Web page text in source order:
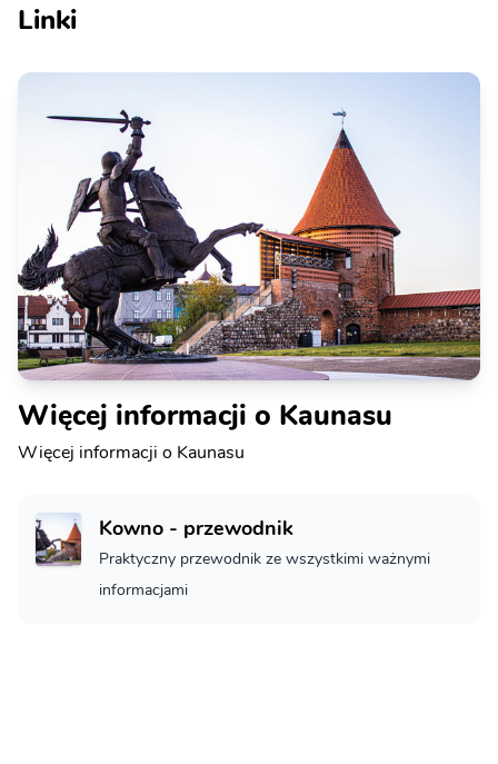
Linki
Więcej informacji o Kaunasu
Więcej informacji o Kaunasu
Kowno - przewodnik
Praktyczny przewodnik ze wszystkimi ważnymi
informacjami